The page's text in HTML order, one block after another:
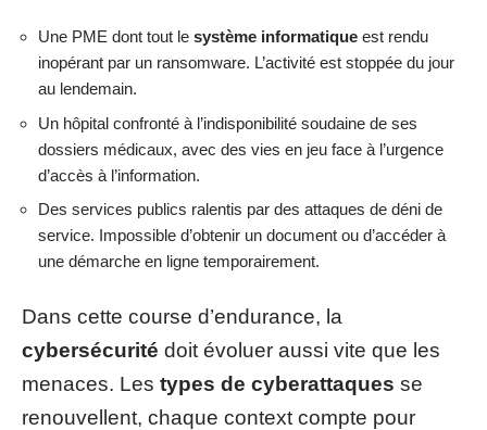
Une PME dont tout le système informatique est rendu
inopérant par un ransomware. L’activité est stoppée du jour
au lendemain.
Un hôpital confronté à l’indisponibilité soudaine de ses
dossiers médicaux, avec des vies en jeu face à l’urgence
d’accès à l’information.
Des services publics ralentis par des attaques de déni de
service. Impossible d’obtenir un document ou d’accéder à
une démarche en ligne temporairement.
Dans cette course d’endurance, la
cybersécurité doit évoluer aussi vite que les
menaces. Les types de cyberattaques se
renouvellent, chaque context compte pour